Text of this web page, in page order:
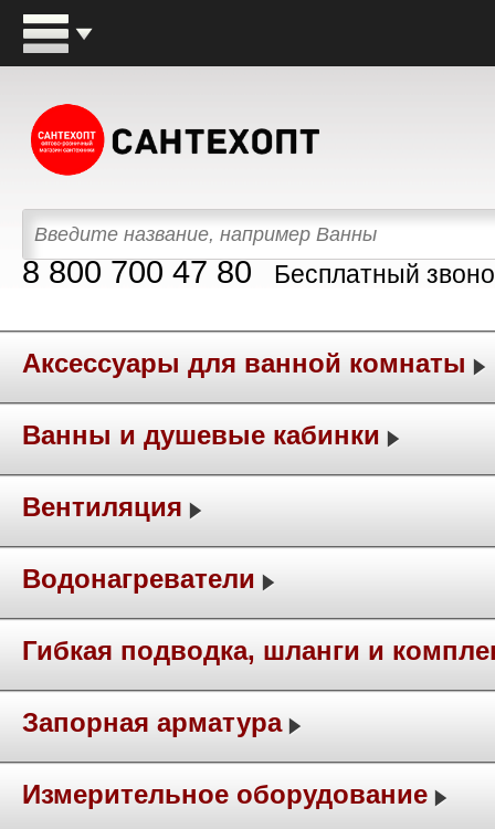
8 800 700 47 80 Бесплатный
Аксессуары для ванной комнаты
Ванны и душевые кабинки
Вентиляция
Водонагреватели
Гибкая подводка, шланги и
Запорная арматура
Измерительное оборудование